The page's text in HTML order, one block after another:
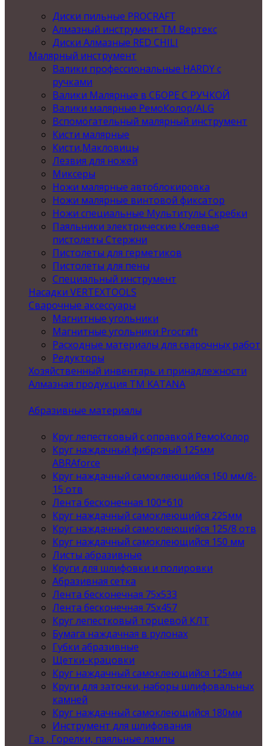
Диски пильные PROCRAFT
Алмазный инструмент ТМ Вертекс
Диски Алмазные RED CHILI
Малярный инструмент
Валики профессиональные HARDY с
ручками
Валики Малярные в СБОРЕ С РУЧКОЙ
Валики малярные РемоКолор/ALG
Вспомогательный малярный инструмент
Кисти малярные
Кисти,Макловицы
Лезвия для ножей
Миксеры
Ножи малярные автоблокировка
Ножи малярные винтовой фиксатор
Ножи специальные Мультитулы Скребки
Паяльники электрические Клеевые
пистолеты Стержни
Пистолеты для герметиков
Пистолеты для пены
Специальный инструмент
Насадки VERTEXTOOLS
Сварочные аксессуары
Магнитные угольники
Магнитные угольники Procraft
Расходные материалы для сварочных работ
Редукторы
Хозяйственный инвентарь и принадлежности
Алмазная продукция ТМ KATANA
Абразивные материалы
Круг лепестковый с оправкой РемоКолор
Круг наждачный фибровый 125мм
ABRAforce
Круг наждачный самоклеющийся 150 мм/8-
15 отв
Лента бесконечная 100*610
Круг наждачный самоклеющийся 225мм
Круг наждачный самоклеющийся 125/8 отв
Круг наждачный самоклеющийся 150 мм
Листы абразивные
Круги для шлифовки и полировки
Абразивная сетка
Лента бесконечная 75х533
Лента бесконечная 75х457
Круг лепестковый торцевой КЛТ
Бумага наждачная в рулонах
Губки абразивные
Щетки-крацовки
Круг наждачный самоклеющийся 125мм
Круги для заточки, наборы шлифовальных
камней
Круг наждачный самоклеющийся 180мм
Инструмент для шлифования
Газ , Горелки, паяльные лампы